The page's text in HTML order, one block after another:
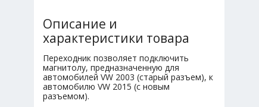
Описание и
характеристики товара
Переходник позволяет подключить
магнитолу, предназначенную для
автомобилей VW 2003 (старый разъем), к
автомобилю VW 2015 (с новым
разъемом).